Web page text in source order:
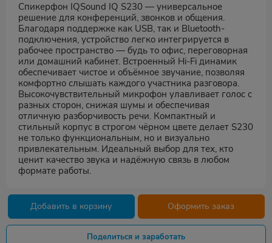
Спикерфон IQSound IQ S230 — универсальное
решение для конференций, звонков и общения.
Благодаря поддержке как USB, так и Bluetooth-
подключения, устройство легко интегрируется в
рабочее пространство — будь то офис, переговорная
или домашний кабинет. Встроенный Hi-Fi динамик
обеспечивает чистое и объёмное звучание, позволяя
комфортно слышать каждого участника разговора.
Высокочувствительный микрофон улавливает голос с
разных сторон, снижая шумы и обеспечивая
отличную разборчивость речи. Компактный и
стильный корпус в строгом чёрном цвете делает S230
не только функциональным, но и визуально
привлекательным. Идеальный выбор для тех, кто
ценит качество звука и надёжную связь в любом
формате работы.
Добавить в корзину Оформить заказ
Поделиться и заработать